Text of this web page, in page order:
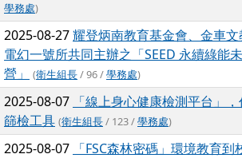
學務處)
2025-08-27耀登炳南教育基金會、金車
電幻一號所共同主辦之「SEED 永續綠能
營」
(衛生組長/ 96 /學務處)
2025-08-07 「線上身心健康檢測平台」
篩檢工具 (衛生組長/ 123 /學務處)
2025-08-07 「FSC森林密碼」環境教育到